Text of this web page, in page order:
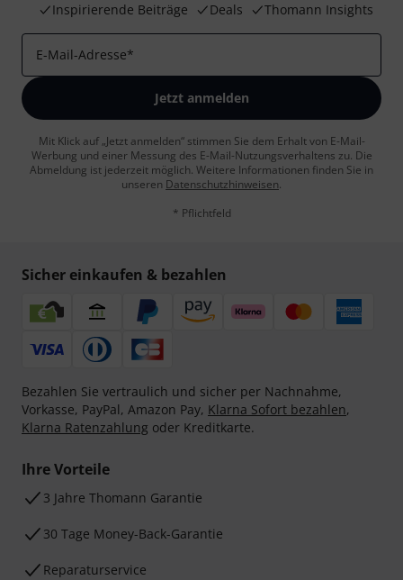
Inspirierende Beiträge
Deals Thomann Insights
E-Mail-Adresse*
Jetzt anmelden
Mit Klick auf „Jetzt anmelden“ stimmen Sie dem Erhalt von E-Mail-
Werbung und einer Messung des E-Mail-Nutzungsverhaltens zu. Die
Abmeldung ist jederzeit möglich. Weitere Informationen finden Sie in
unseren Datenschutzhinweisen.
* Pflichtfeld
Sicher einkaufen & bezahlen
Bezahlen Sie vertraulich und sicher per Nachnahme,
Vorkasse, PayPal, Amazon Pay, Klarna Sofort bezahlen,
Klarna Ratenzahlung oder Kreditkarte.
Ihre Vorteile
3 Jahre Thomann Garantie
30 Tage Money-Back-Garantie
Reparaturservice